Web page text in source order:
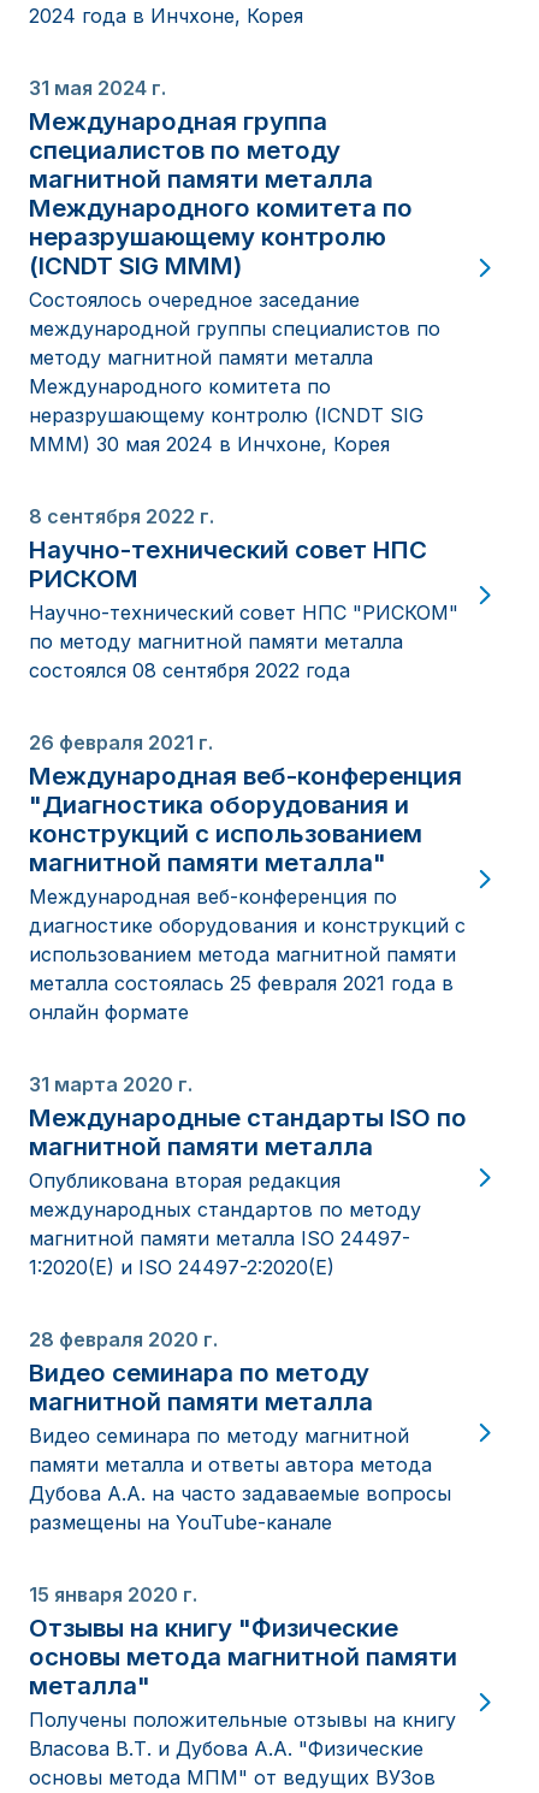
2024 года в Инчхоне, Корея
31 мая 2024 г.
Международная группа
специалистов по методу
магнитной памяти металла
Международного комитета по
неразрушающему контролю
(ICNDT SIG MMM)
Состоялось очередное заседание
международной группы специалистов по
методу магнитной памяти металла
Международного комитета по
неразрушающему контролю (ICNDT SIG
MMM) 30 мая 2024 в Инчхоне, Корея
8 сентября 2022 г.
Научно-технический совет НПС
РИСКОМ
Научно-технический совет НПС "РИСКОМ"
по методу магнитной памяти металла
состоялся 08 сентября 2022 года
26 февраля 2021 г.
Международная веб-конференция
"Диагностика оборудования и
конструкций с использованием
магнитной памяти металла"
Международная веб-конференция по
диагностике оборудования и конструкций с
использованием метода магнитной памяти
металла состоялась 25 февраля 2021 года в
онлайн формате
31 марта 2020 г.
Международные стандарты ISO по
магнитной памяти металла
Опубликована вторая редакция
международных стандартов по методу
магнитной памяти металла ISO 24497-
1:2020(E) и ISO 24497-2:2020(E)
28 февраля 2020 г.
Видео семинара по методу
магнитной памяти металла
Видео семинара по методу магнитной
памяти металла и ответы автора метода
Дубова А.А. на часто задаваемые вопросы
размещены на YouTube-канале
15 января 2020 г.
Отзывы на книгу "Физические
основы метода магнитной памяти
металла"
Получены положительные отзывы на книгу
Власова В.Т. и Дубова А.А. "Физические
основы метода МПМ" от ведущих ВУЗов